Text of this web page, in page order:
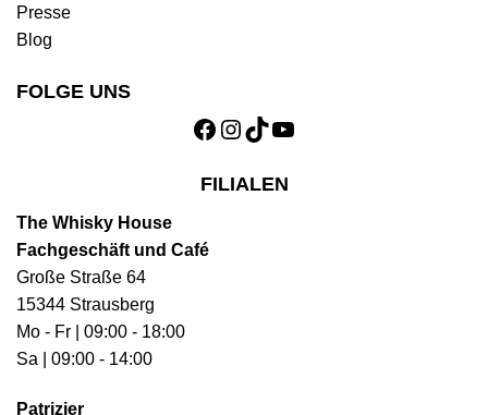
Presse
Blog
FOLGE UNS
Facebook
Instagram
TikTokYouTube
FILIALEN
The Whisky House
Fachgeschäft und Café
Große Straße 64
15344 Strausberg
Mo - Fr | 09:00 - 18:00
Sa | 09:00 - 14:00
Patrizier